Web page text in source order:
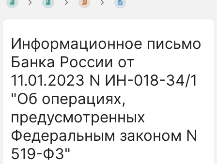
Информационное письмо
Банка России от
11.01.2023 N ИН-018-34/1
"Об операциях,
предусмотренных
Федеральным законом N
519-ФЗ"